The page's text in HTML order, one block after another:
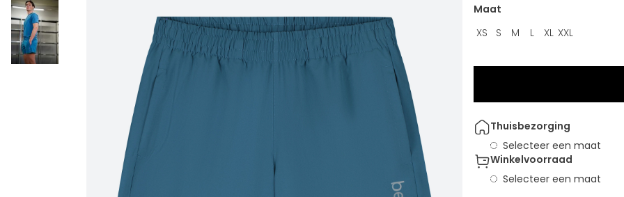
Maat
XS
S M L XL XXL
Thuisbezorging
Selecteer een maat
Winkelvoorraad
Selecteer een maat